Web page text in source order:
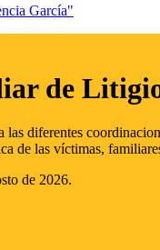
García"
de
diferentes
de las víctimas,
de 2026.